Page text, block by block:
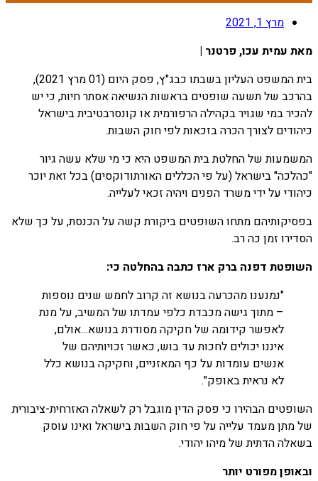
מרץ 1, 2021
מאת עמית עכו, פרטנר |
בית המשפט העליון בשבתו כבג"ץ, פסק היום (01 מרץ 2021),
בהרכב של תשעה שופטים בראשות הנשיאה אסתר חיות, כי יש
להכיר במי שגויר בקהילה הרפורמית או קונסרבטיבית בישראל
כיהודים לצורך הכרה בזכאות לפי חוק השבות.
המשמעות של החלטת בית המשפט היא כי מי שלא עשה גיור
"כהלכה" בישראל (על פי הכללים האורתודוקסים) בכל זאת יוכר
כיהודי על ידי משרד הפנים ויהיה זכאי לעלייה.
בפסיקותיהם מתחו השופטים ביקורת קשה על הכנסת, על כך שלא
הסדירו זמן כה רב.
השופטת דפנה ברק ארז כתבה בהחלטה כי:
"נמנענו מהכרעה בנושא זה קרוב לחמש שנים נוספות
– מתוך גישה מכבדת כלפי עמדתו של המשיב, על מנת
לאפשר קידומה של חקיקה מסודרת בנושא…אולם,
איננו יכולים לחכות עד בוש, כאשר זכויותיהם של
אנשים עומדות על כף המאזניים, וחקיקה בנושא כלל
לא נראית באופק".
השופטים הבהירו כי פסק הדין מוגבל רק לשאלה האזרחית-ציבורית
של מתן מעמד עלייה על פי חוק השבות בישראל ואינו עוסק
בשאלה הדתית של מיהו יהודי.
ובאופן מפורט יותר